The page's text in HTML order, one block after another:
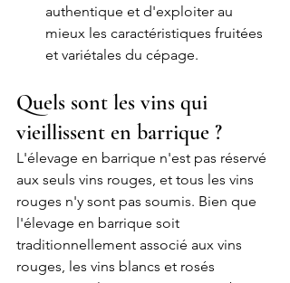
authentique et d'exploiter au
mieux les caractéristiques fruitées
et variétales du cépage.
Quels sont les vins qui
vieillissent en barrique ?
L'élevage en barrique n'est pas réservé
aux seuls vins rouges, et tous les vins
rouges n'y sont pas soumis. Bien que
l'élevage en barrique soit
traditionnellement associé aux vins
rouges, les vins blancs et rosés